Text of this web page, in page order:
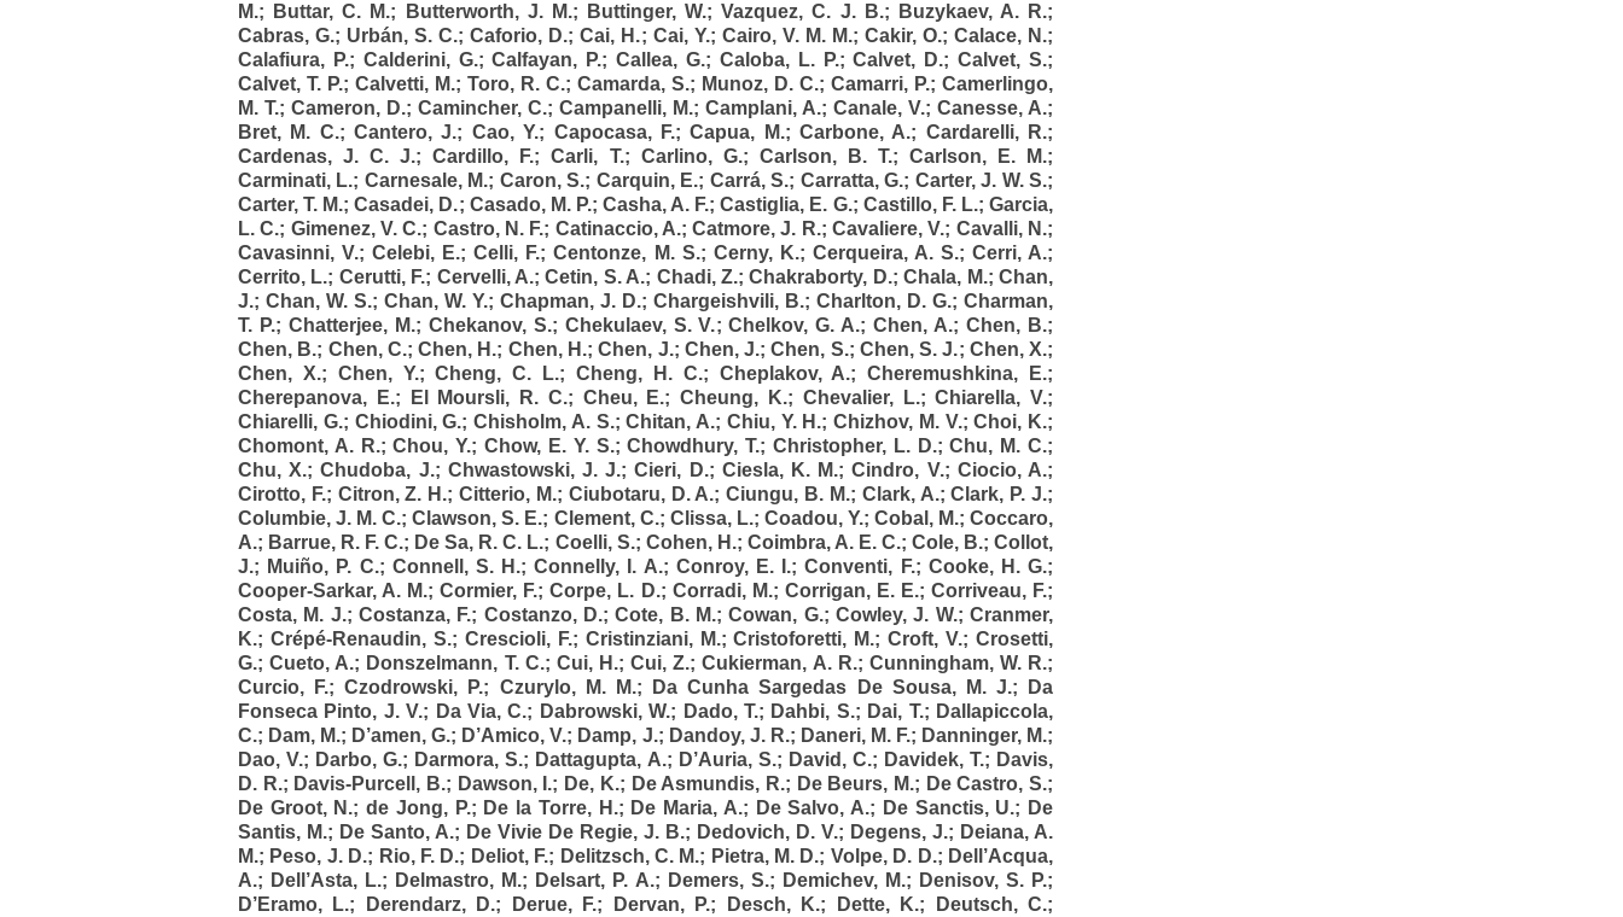
M.; Buttar, C. M.; Butterworth, J. M.; Buttinger, W.;Vazquez, C. J. B.; Buzykaev, A. R.;
Cabras, G.; Urbán, S. C.;Caforio, D.;Cai, H.; Cai, Y.; Cairo, V. M. M.; Cakir, O.;Calace, N.;
Calafiura, P.; Calderini, G.;Calfayan, P.;Callea, G.; Caloba, L. P.;Calvet, D.;Calvet, S.;
Calvet, T. P.; Calvetti, M.; Toro, R. C.; Camarda, S.; Munoz, D. C.; Camarri, P.; Camerlingo,
M. T.; Cameron, D.; Camincher, C.; Campanelli, M.; Camplani, A.; Canale, V.; Canesse, A.;
Bret, M. C.;Cantero, J.; Cao, Y.; Capocasa, F.;Capua, M.; Carbone, A.; Cardarelli, R.;
Cardenas, J. C. J.;Cardillo, F.;Carli, T.; Carlino, G.; Carlson, B. T.; Carlson, E. M.;
Carminati, L.; Carnesale, M.; Caron, S.; Carquin, E.; Carrá, S.; Carratta, G.; Carter, J. W. S.;
Carter, T. M.;Casadei, D.; Casado, M. P.; Casha, A. F.;Castiglia, E. G.; Castillo, F. L.;Garcia,
L. C.; Gimenez, V. C.; Castro, N. F.; Catinaccio, A.;Catmore, J. R.;Cavaliere, V.; Cavalli, N.;
Cavasinni, V.;Celebi, E.;Celli, F.;Centonze, M. S.; Cerny, K.; Cerqueira, A. S.;Cerri, A.;
Cerrito, L.; Cerutti, F.; Cervelli, A.;Cetin, S. A.; Chadi, Z.;Chakraborty, D.;Chala, M.;Chan,
J.; Chan, W. S.; Chan, W. Y.; Chapman, J. D.; Chargeishvili, B.; Charlton, D. G.; Charman,
T. P.; Chatterjee, M.; Chekanov, S.; Chekulaev, S. V.;Chelkov, G. A.;Chen, A.;Chen, B.;
Chen, B.; Chen, C.;Chen, H.; Chen, H.;Chen, J.; Chen, J.;Chen, S.; Chen, S. J.; Chen, X.;
Chen, X.; Chen, Y.;Cheng, C. L.; Cheng, H. C.; Cheplakov, A.;Cheremushkina, E.;
Cherepanova, E.; El Moursli, R. C.; Cheu, E.;Cheung, K.; Chevalier, L.;Chiarella, V.;
Chiarelli, G.; Chiodini, G.; Chisholm, A. S.;Chitan, A.; Chiu, Y. H.; Chizhov, M. V.;Choi, K.;
Chomont, A. R.;Chou, Y.;Chow, E. Y. S.;Chowdhury, T.; Christopher, L. D.;Chu, M. C.;
Chu, X.;Chudoba, J.; Chwastowski, J. J.;Cieri, D.; Ciesla, K. M.;Cindro, V.; Ciocio, A.;
Cirotto, F.; Citron, Z. H.;Citterio, M.; Ciubotaru, D. A.;Ciungu, B. M.; Clark, A.;Clark, P. J.;
Columbie, J. M. C.;Clawson, S. E.; Clement, C.; Clissa, L.; Coadou, Y.; Cobal, M.;Coccaro,
A.; Barrue, R. F. C.; De Sa, R. C. L.; Coelli, S.; Cohen, H.; Coimbra, A. E. C.;Cole, B.;Collot,
J.; Muiño, P. C.; Connell, S. H.;Connelly, I. A.; Conroy, E. I.;Conventi, F.; Cooke, H. G.;
Cooper-Sarkar, A. M.;Cormier, F.;Corpe, L. D.; Corradi, M.; Corrigan, E. E.;Corriveau, F.;
Costa, M. J.;Costanza, F.; Costanzo, D.;Cote, B. M.;Cowan, G.;Cowley, J. W.;Cranmer,
K.; Crépé-Renaudin, S.; Crescioli, F.; Cristinziani, M.;Cristoforetti, M.;Croft, V.;Crosetti,
G.;Cueto, A.; Donszelmann, T. C.; Cui, H.;Cui, Z.;Cukierman, A. R.; Cunningham, W. R.;
Curcio, F.;Czodrowski, P.; Czurylo, M. M.; Da Cunha Sargedas De Sousa, M. J.;
Da
Fonseca Pinto, J. V.; Da Via, C.; Dabrowski, W.; Dado, T.; Dahbi, S.; Dai, T.; Dallapiccola,
C.; Dam, M.; D’amen, G.; D’Amico, V.; Damp, J.; Dandoy, J. R.; Daneri, M. F.; Danninger, M.;
Dao, V.; Darbo, G.; Darmora, S.; Dattagupta, A.; D’Auria, S.; David, C.; Davidek, T.; Davis,
D. R.; Davis-Purcell, B.; Dawson, I.; De, K.; De Asmundis, R.; De Beurs, M.; De Castro, S.;
De Groot, N.;de Jong, P.; De la Torre, H.; De Maria, A.; De Salvo, A.; De Sanctis, U.; De
Santis, M.; De Santo, A.; De Vivie De Regie, J. B.; Dedovich, D. V.; Degens, J.; Deiana, A.
M.; Peso, J. D.; Rio, F. D.; Deliot, F.; Delitzsch, C. M.; Pietra, M. D.; Volpe, D. D.; Dell’Acqua,
A.; Dell’Asta, L.; Delmastro, M.; Delsart, P. A.; Demers, S.; Demichev, M.; Denisov, S. P.;
D’Eramo, L.; Derendarz, D.; Derue, F.; Dervan, P.; Desch, K.; Dette, K.; Deutsch, C.;